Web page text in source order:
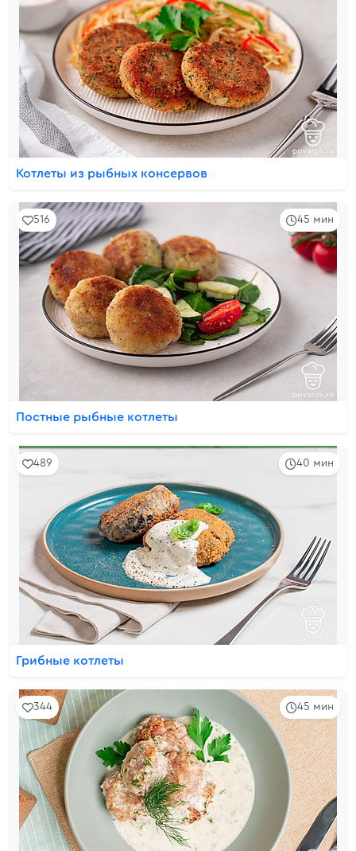
Котлеты из рыбных консервов
45 мин
516
Постные рыбные котлеты
40 мин
489
Грибные котлеты
45 мин
344